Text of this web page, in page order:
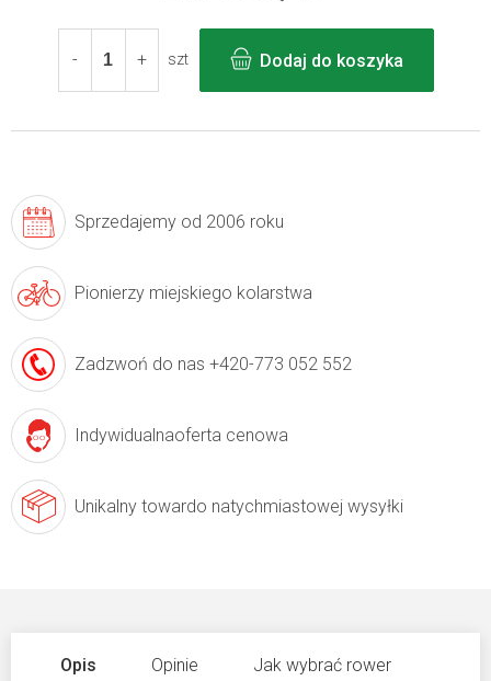
jednostkowa:
szt
Dodaj do koszyka
Sprzedajemy od 2006 roku
Pionierzy miejskiego kolarstwa
Zadzwoń do nas +420-773 052 552
Indywidualnaoferta cenowa
Unikalny towardo natychmiastowej wysyłki
Opis Opinie Jak wybrać rower